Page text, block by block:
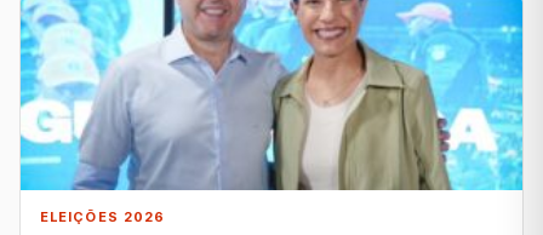
ELEIÇÕES 2026